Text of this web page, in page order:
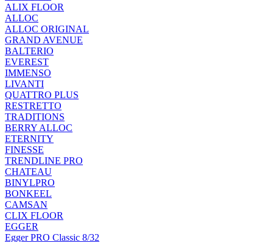
ALIX FLOOR
ALLOC
ALLOC ORIGINAL
GRAND AVENUE
BALTERIO
EVEREST
IMMENSO
LIVANTI
QUATTRO PLUS
RESTRETTO
TRADITIONS
BERRY ALLOC
ETERNITY
FINESSE
TRENDLINE PRO
CHATEAU
BINYLPRO
BONKEEL
CAMSAN
CLIX FLOOR
EGGER
Egger PRO Classic 8/32